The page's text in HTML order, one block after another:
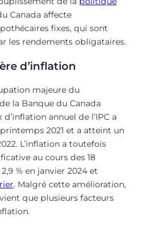
Canada affecte
fixes, qui sont
les rendements obligataires.
d’inflation
majeure du
la Banque du Canada
annuel de l’IPC a
2021 et a atteint un
L’inflation a toutefois
au cours des 18
% en janvier 2024 et
. Malgré cette amélioration,
que plusieurs facteurs